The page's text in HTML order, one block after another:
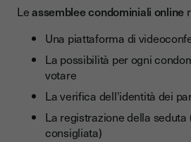
Leassemblee condominiali online
Una piattaforma di
La possibilità per ogni
votare
La verifica dell'identità dei
La registrazione della seduta
consigliata)